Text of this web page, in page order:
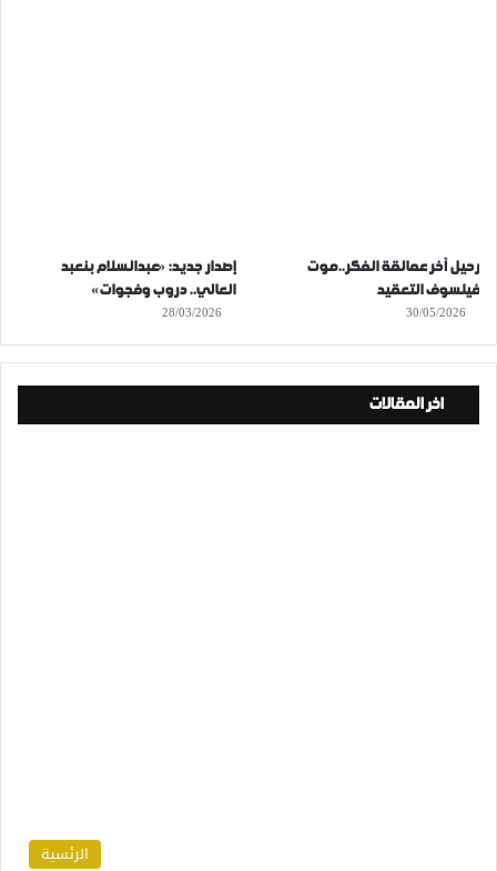
رحيل آخر عمالقة الفكر..موت
فيلسوف التعقيد
30/05/2026
إصدار جديد: «عبدالسلام بنعبد
العالي.. دروب وفجوات»
28/03/2026
اخر المقالات
الرئسية